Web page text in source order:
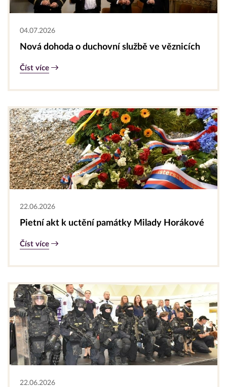
04.07.2026
Nová dohoda o duchovní službě ve věznicích
Číst více
22.06.2026
Pietní akt k uctění památky Milady Horákové
Číst více
22.06.2026